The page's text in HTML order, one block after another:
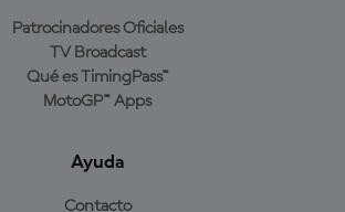
Patrocinadores Oficiales
TV Broadcast
Qué es TimingPass™
MotoGP™ Apps
Ayuda
Contacto